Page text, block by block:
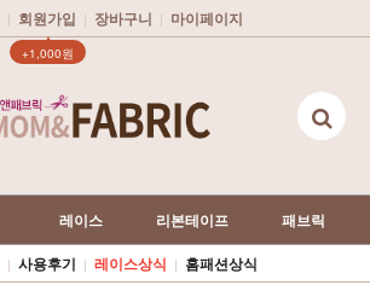
| 회원가입 |
▲
+1,000원
장바구니 | 마이페이지
레이스 리본테이프
패브릭
| 사용후기 | 레이스상식 | 홈패션상식